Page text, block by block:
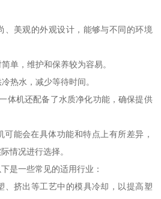
、美观的外观设计，能够与不同的环境
单，维护和保养较为容易。
热水，减少等待时间。
体机还配备了水质净化功能，确保提供
能会在具体功能和特点上有所差异，
情况进行选择。
是一些常见的适用行业：
、挤出等工艺中的模具冷却，以提高塑